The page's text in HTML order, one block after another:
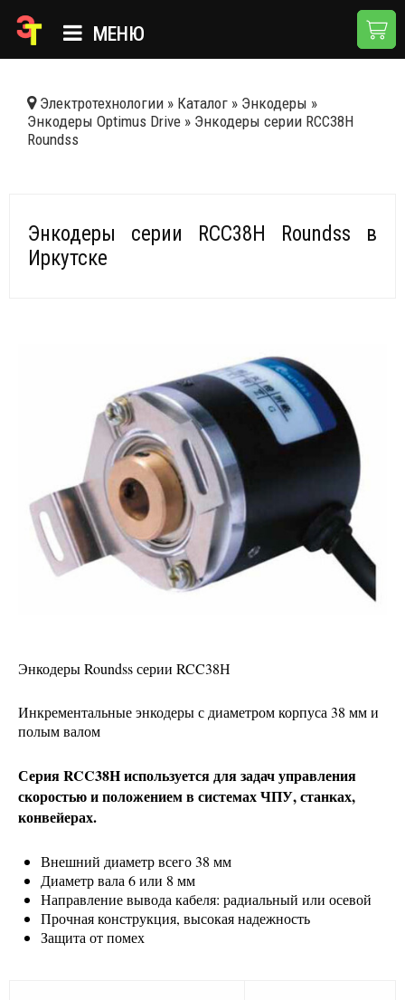
МЕНЮ
КАТАЛОГ
НОВОСТИ
ДОСТАВКА И ОПЛАТА
Электротехнологии » Каталог » Энкодеры »
Энкодеры Optimus Drive » Энкодеры серии RCC38Н
Roundss
Энкодеры серии RCC38Н Roundss в
Иркутске
Энкодеры Roundss серии RCC38Н
Инкрементальные энкодеры с диаметром корпуса 38 мм и
полым валом
Серия RCC38H используется для задач управления
скоростью и положением в системах ЧПУ, станках,
конвейерах.
Внешний диаметр всего 38 мм
Диаметр вала 6 или 8 мм
Направление вывода кабеля: радиальный или осевой
Прочная конструкция, высокая надежность
Защита от помех